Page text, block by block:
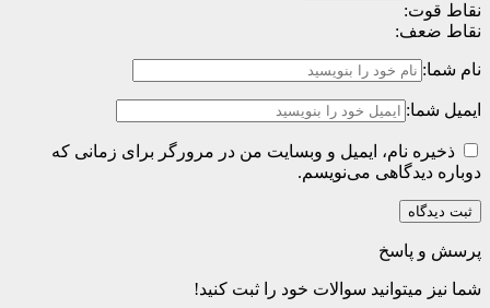
نقاط قوت:
نقاط ضعف:
نام شما:
ایمیل شما:
ذخیره نام، ایمیل و وبسایت من در مرورگر برای زمانی که
دوباره دیدگاهی می‌نویسم.
پرسش و پاسخ
شما نیز میتوانید سوالات خود را ثبت کنید!